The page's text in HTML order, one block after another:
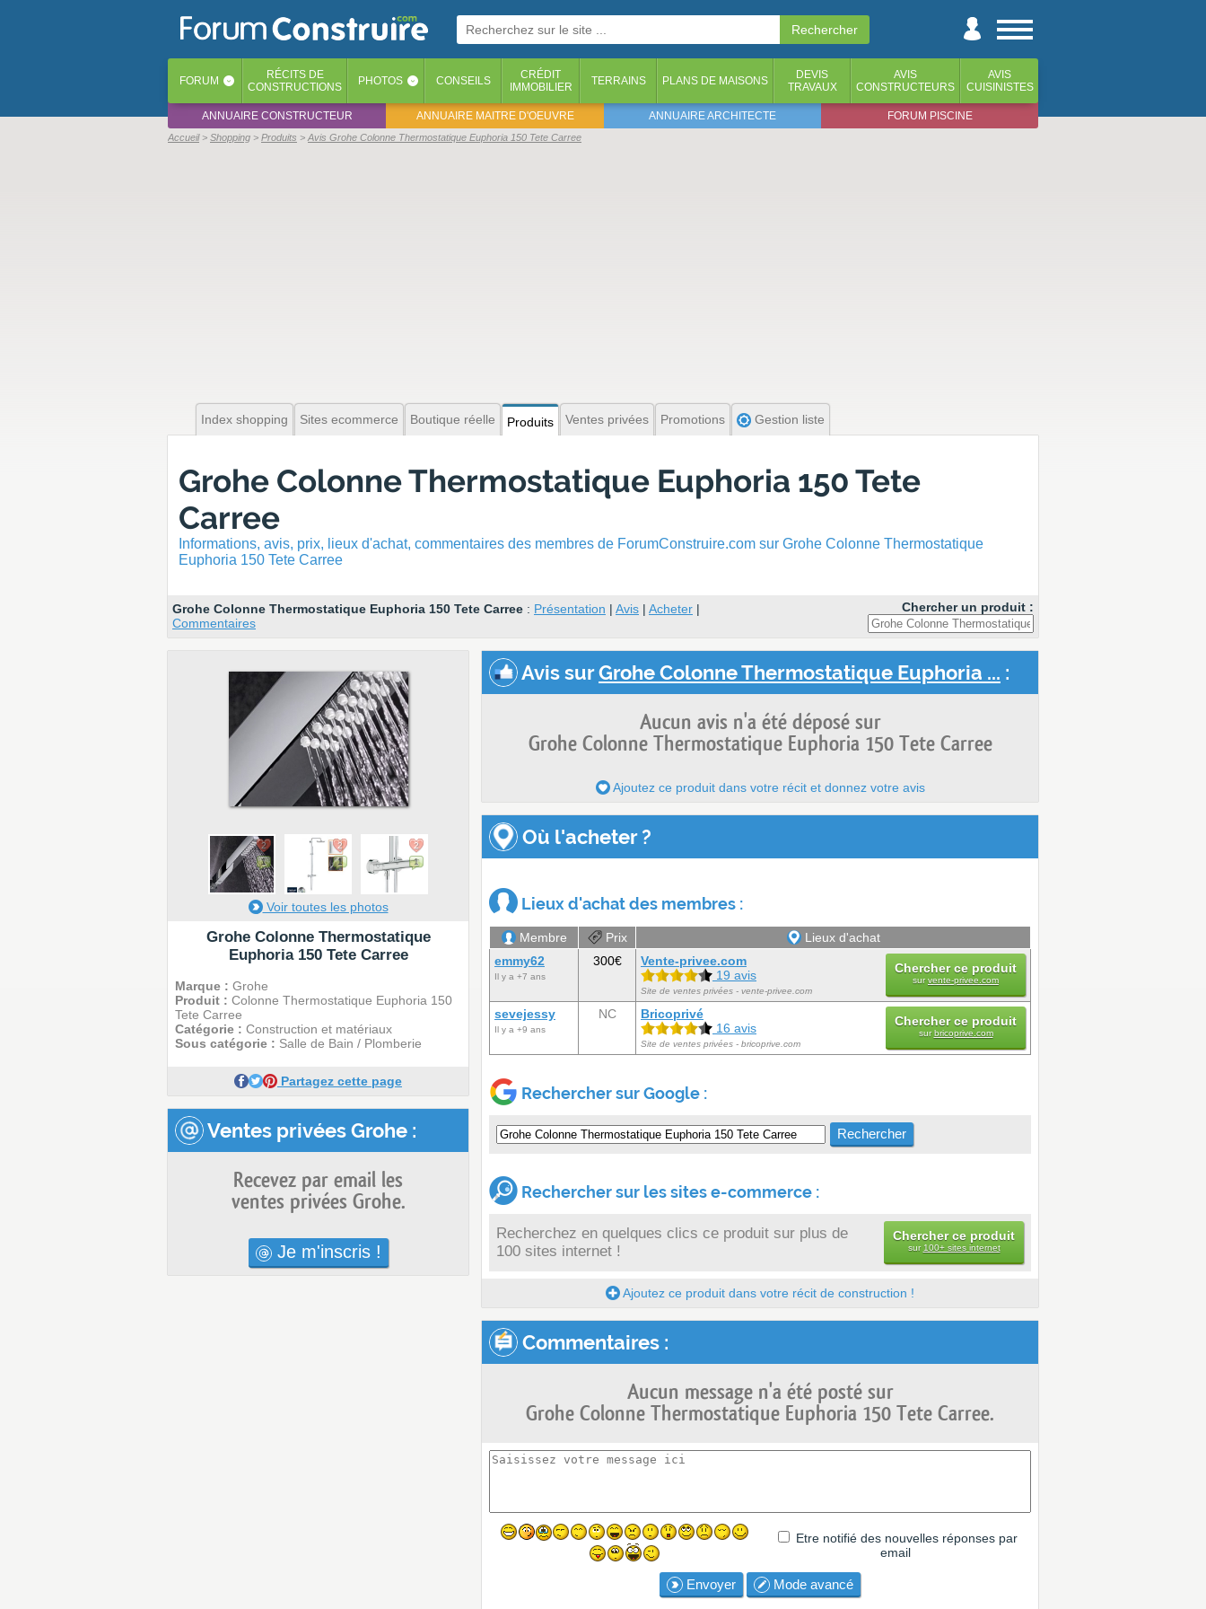
FORUM ‹ RÉCITS DE
CONSTRUCTIONS
PHOTOS ‹ CONSEILS
CRÉDIT
IMMOBILIER
TERRAINS PLANS DE MAISONS
DEVIS
TRAVAUX
AVIS
CONSTRUCTEURS
AVIS
CUISINISTES
ANNUAIRE CONSTRUCTEUR ANNUAIRE MAITRE D'OEUVRE ANNUAIRE ARCHITECTE FORUM PISCINE
Accueil Shopping Produits Avis Grohe Colonne Thermostatique Euphoria 150 Tete Carree
Index shopping Sites ecommerce Boutique réelle Produits Ventes privées Promotions Gestion liste
Grohe Colonne Thermostatique Euphoria 150 Tete
Carree
Informations, avis, prix, lieux d'achat, commentaires des membres de ForumConstruire.com sur Grohe Colonne Thermostatique
Euphoria 150 Tete Carree
Grohe Colonne Thermostatique Euphoria 150 Tete Carree : Présentation | Avis | Acheter |
Commentaires
Chercher un produit :
2
1
2
1
2
1
Voir toutes les photos
Grohe Colonne Thermostatique
Euphoria 150 Tete Carree
Marque : Grohe
Produit : Colonne Thermostatique Euphoria 150
Tete Carree
Catégorie : Construction et matériaux
Sous catégorie : Salle de Bain / Plomberie
Partagez cette page
Ventes privées Grohe :
Recevez par email les
ventes privées Grohe.
Je m'inscris !
AvissurGrohe Colonne Thermostatique Euphoria ... :
Aucun avis n'a été déposé sur
Grohe Colonne Thermostatique Euphoria 150 Tete Carree
Ajoutez ce produit dans votre récit et donnez votre avis
Où l'acheter ?
Lieux d'achat des membres :
Membre Prix
Lieux d'achat
emmy62
Il y a +7 ans
300€
Vente-privee.com
19 avis
Site de ventes privées - vente-privee.com
Chercher ce produit
survente-privee.com
sevejessy
Il y a +9 ans
NC
Bricoprivé
16 avis
Site de ventes privées - bricoprive.com
Chercher ce produit
surbricoprive.com
Rechercher sur Google :
Rechercher sur les sites e-commerce :
Recherchez en quelques clics ce produit sur plus de
100 sites internet !
Chercher ce produit
sur 100+ sites internet
Ajoutez ce produit dans votre récit de construction !
Commentaires :
Aucun message n'a été posté sur
Grohe Colonne Thermostatique Euphoria 150 Tete Carree.
Etre notifié des nouvelles réponses par
email
Envoyer Mode avancé